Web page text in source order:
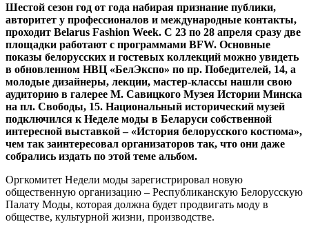
Шестой сезон год от года набирая признание публики,
авторитет у профессионалов и международные контакты,
проходит Belarus Fashion Week. С 23 по 28 апреля сразу две
площадки работают с программами BFW. Основные
показы белорусских и гостевых коллекций можно увидеть
в обновленном НВЦ «БелЭкспо» по пр. Победителей, 14, а
молодые дизайнеры, лекции, мастер-классы нашли свою
аудиторию в галерее М. Савицкого Музея Истории Минска
на пл. Свободы, 15. Национальный исторический музей
подключился к Неделе моды в Беларуси собственной
интересной выставкой – «История белорусского костюма»,
чем так заинтересовал организаторов так, что они даже
собрались издать по этой теме альбом.
Оргкомитет Недели моды зарегистрировал новую
общественную организацию – Республиканскую Белорусскую
Палату Моды, которая должна будет продвигать моду в
обществе, культурной жизни, производстве.